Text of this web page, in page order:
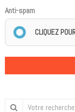
Anti-spam
CLIQUEZ